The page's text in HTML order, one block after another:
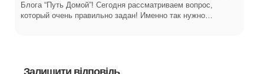
Блога “Путь Домой”! Сегодня рассматриваем вопрос,
который очень правильно задан! Именно так нужно…